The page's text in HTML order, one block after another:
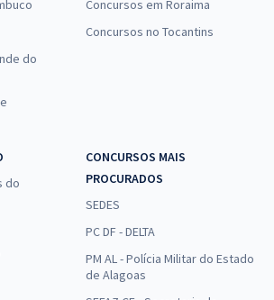
do
Concursos em Roraima
Concursos no Tocantins
do
CONCURSOS MAIS
PROCURADOS
SEDES
PC DF - DELTA
PM AL - Polícia Militar do Estado
de Alagoas